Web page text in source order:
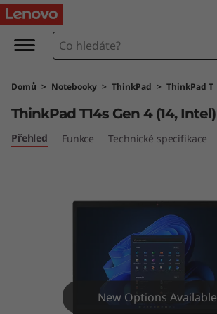
T
h
n
k
Domů > Notebooky > ThinkPad > ThinkPad T
ThinkPad T14s Gen 4 (14, Intel)
Přehled Funkce Technické specifikace
New Options Available